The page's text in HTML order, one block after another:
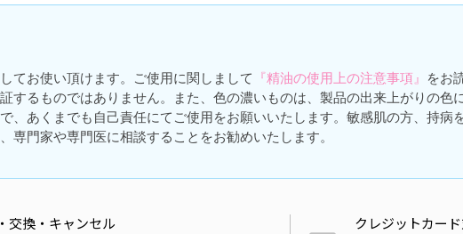
てお使い頂けます。ご使用に関しまして 『精油の使用上の注意事項』
をお
するものではありません。また、色の濃いものは、製品の出来上がりの色
、あくまでも自己責任にてご使用をお願いいたします。敏感肌の方、持病
門家や専門医に相談することをお勧めいたします。
交換・キャンセル クレジットカー